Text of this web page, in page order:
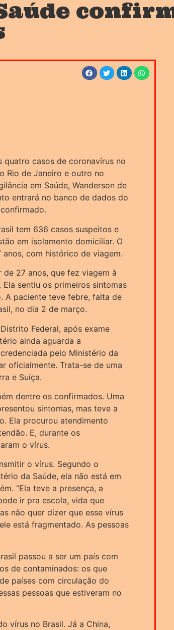
quatro casos de coronavírus no
Rio de Janeiro e outro no
em Saúde, Wanderson de
entrará no banco de dados do
tem 636 casos suspeitos e
em isolamento domiciliar. O
com histórico de viagem.
27 anos, que fez viagem à
sentiu os primeiros sintomas
A paciente teve febre, falta de
no dia 2 de março.
Federal, após exame
ainda aguarda a
pelo Ministério da
oficialmente. Trata-se de uma
e Suíça.
dentre os confirmados. Uma
sintomas, mas teve a
Ela procurou atendimento
E, durante os
o vírus.
o vírus. Segundo o
da Saúde, ela não está em
“Ela teve a presença, a
ir pra escola, vida que
não quer dizer que esse vírus
está fragmentado. As pessoas
passou a ser um país com
de contaminados: os que
países com circulação do
pessoas que estiveram no
vírus no Brasil. Já a China,